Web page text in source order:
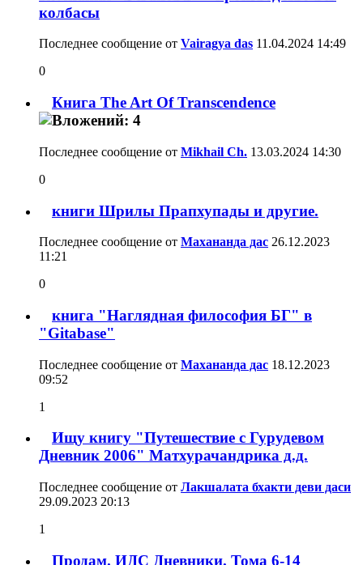
колбасы
Последнее сообщение от Vairagya das 11.04.2024 14:49
0
Книга The Art Of Transcendence
Последнее сообщение от Mikhail Ch. 13.03.2024 14:30
0
книги Шрилы Прапхупады и другие.
Последнее сообщение от Махананда дас 26.12.2023
11:21
0
книга "Наглядная философия БГ" в
"Gitabase"
Последнее сообщение от Махананда дас 18.12.2023
09:52
1
Ищу книгу "Путешествие с Гурудевом
Дневник 2006" Матхурачандрика д.д.
Последнее сообщение от Лакшалата бхакти деви даси
29.09.2023 20:13
1
Продам. ИДС Дневники. Тома 6-14